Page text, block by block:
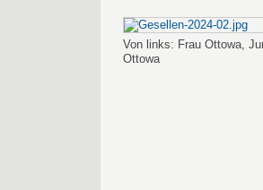
Von links: Frau Ottowa,
Ottowa